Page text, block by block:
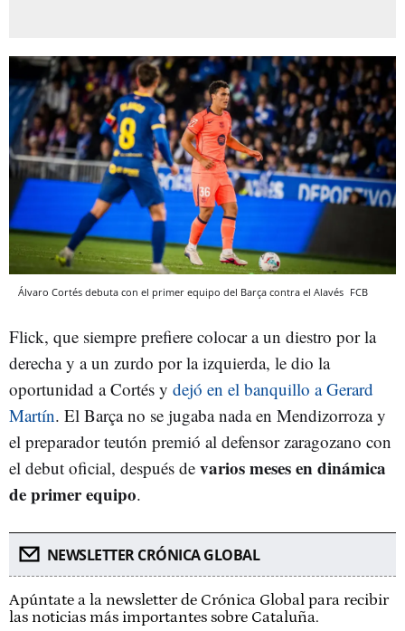
Álvaro Cortés debuta con el primer equipo del Barça contra el Alavés FCB
Flick, que siempre prefiere colocar a un diestro por la
derecha y a un zurdo por la izquierda, le dio la
oportunidad a Cortés y dejó en el banquillo a Gerard
Martín. El Barça no se jugaba nada en Mendizorroza y
el preparador teutón premió al defensor zaragozano con
el debut oficial, después de varios meses en dinámica
de primer equipo.
NEWSLETTER CRÓNICA GLOBAL
Apúntate a la newsletter de Crónica Global para recibir
las noticias más importantes sobre Cataluña.